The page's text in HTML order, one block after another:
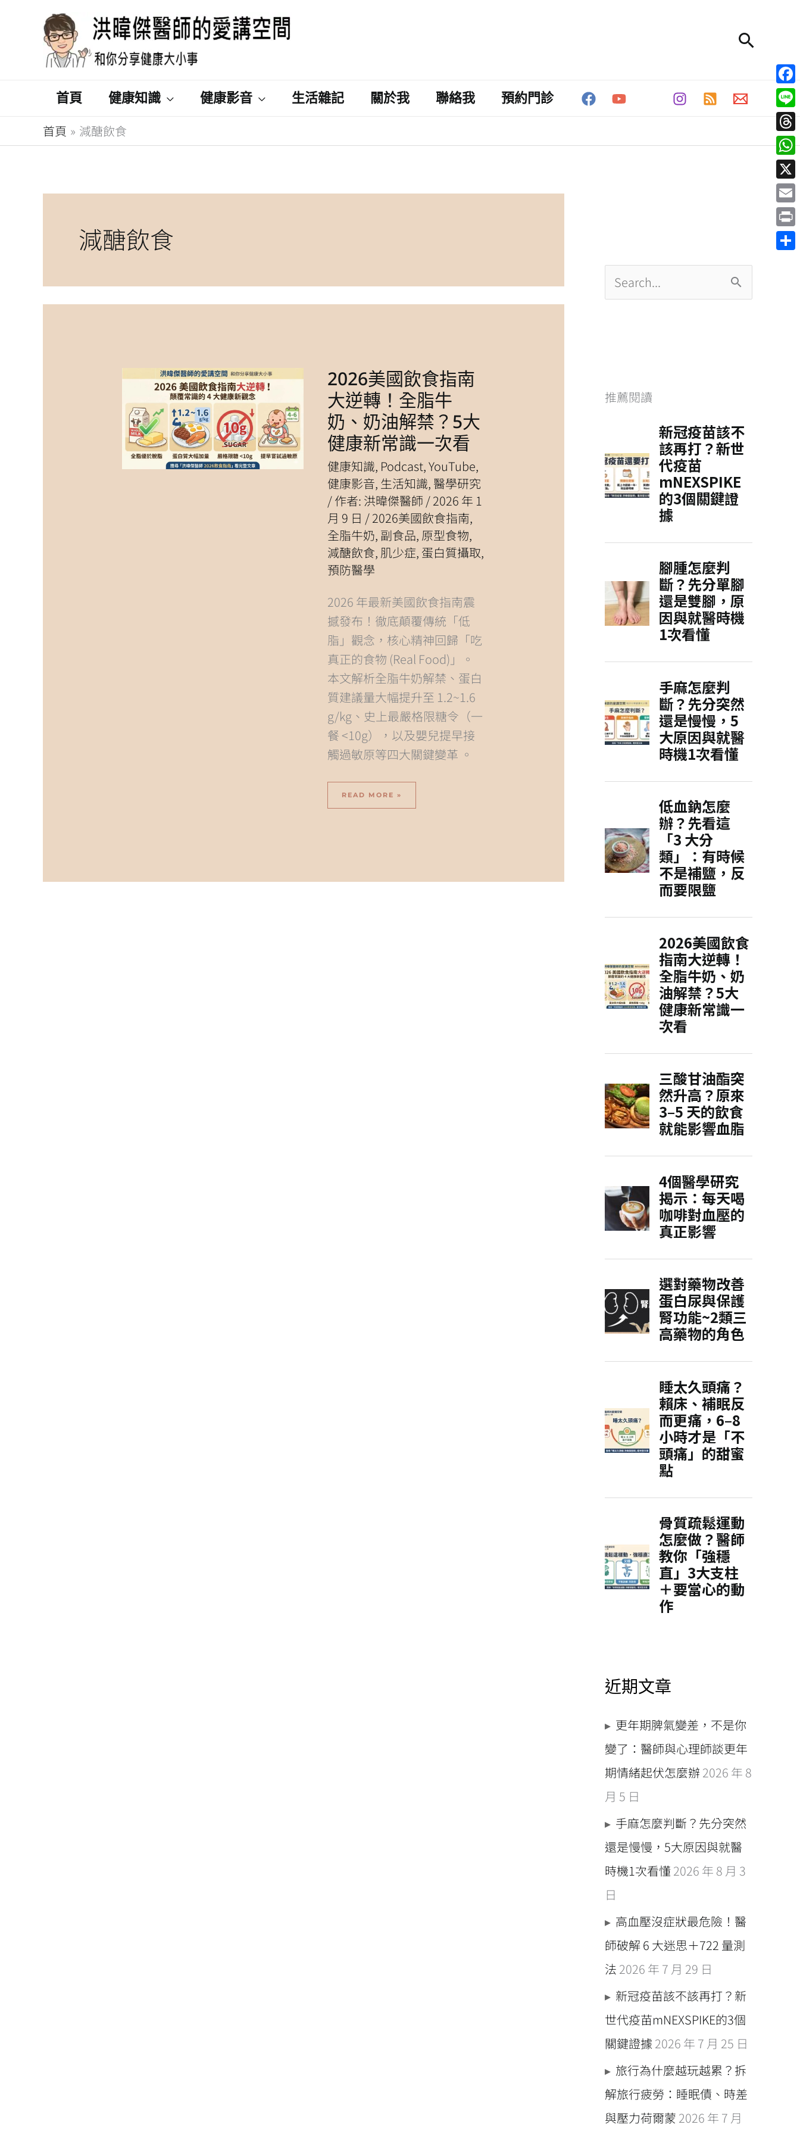
搜
首頁 健康知識 健康影音 生活雜記 關於我 聯絡我 預約門診
首頁 減醣飲食
減醣飲食
2026美國飲食指南
大逆轉！全脂牛
奶、奶油解禁？5大
健康新常識一次看
健康知識, Podcast,YouTube,
健康影音, 生活知識, 醫學研究
/ 作者: 洪暐傑醫師 /2026 年 1
月 9 日 /2026美國飲食指南,
全脂牛奶, 副食品, 原型食物,
減醣飲食, 肌少症, 蛋白質攝取,
預防醫學
2026 年最新美國飲食指南震
撼發布！徹底顛覆傳統「低
脂」觀念，核心精神回歸「吃
真正的食物 (Real Food)」。
本文解析全脂牛奶解禁、蛋白
質建議量大幅提升至 1.2~1.6
g/kg、史上最嚴格限糖令（一
餐 <10g），以及嬰兒提早接
觸過敏原等四大關鍵變革 。
美
國
食
指
南
大
逆
轉！
全
脂
牛
奶
油
解
禁？
5
大
健
康
新
常
一
次
看
READ MORE »
搜
:推薦閱讀
近期文章
更年期脾氣變差，不是你
變了：醫師與心理師談更年
期情緒起伏怎麼辦 2026 年 8
月 5 日
手麻怎麼判斷？先分突然
還是慢慢，5大原因與就醫
時機1次看懂2026 年 8 月 3
日
高血壓沒症狀最危險！醫
師破解 6 大迷思＋722 量測
法 2026 年 7 月 29 日
新冠疫苗該不該再打？新
世代疫苗mNEXSPIKE的3個
關鍵證據 2026 年 7 月 25 日
旅行為什麼越玩越累？拆
解旅行疲勞：睡眠債、時差
與壓力荷爾蒙 2026 年 7 月
Line
X